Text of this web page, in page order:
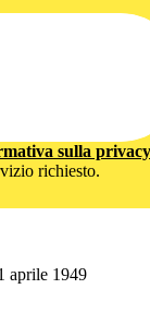
sulla privacy
richiesto.
aprile 1949